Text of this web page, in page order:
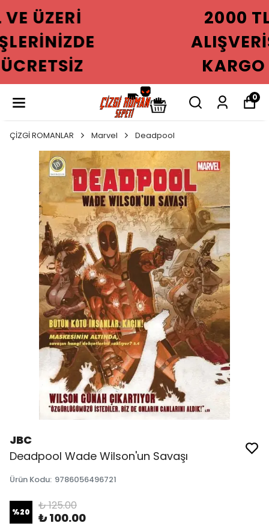
2000 TL VE ÜZERI
ALIŞVERIŞLERINIZDE
KARGO ÜCRETSIZ
0
ÇİZGİ ROMANLAR Marvel Deadpool
JBC
Deadpool Wade Wilson'un Savaşı
Ürün Kodu: 9786056496721
%20 ₺ 125.00
₺ 100.00